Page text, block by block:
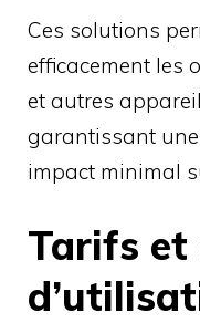
Ces solutions
efficacement les
et autres
garantissant
impact minimal
Tarifs et